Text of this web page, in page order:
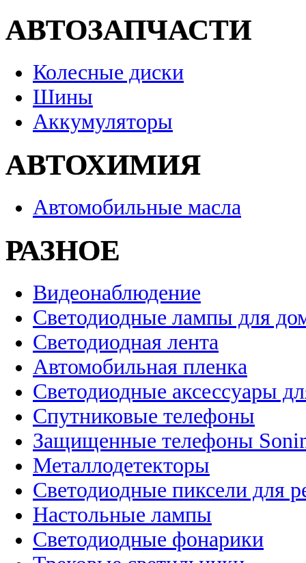
АВТОЗАПЧАСТИ
Колесные диски
Шины
Аккумуляторы
АВТОХИМИЯ
Автомобильные масла
РАЗНОЕ
Видеонаблюдение
Светодиодные лампы для
Светодиодная лента
Автомобильная пленка
Светодиодные аксессуары
Спутниковые телефоны
Защищенные телефоны
Металлодетекторы
Светодиодные пиксели для
Настольные лампы
Светодиодные фонарики